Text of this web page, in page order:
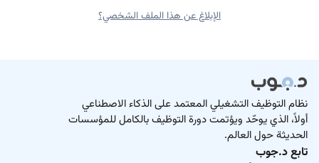
الإبلاغ عن هذا الملف الشخصي؟
نظام التوظيف التشغيلي المعتمد على الذكاء الاصطناعي
أولاً، الذي يوحّد ويؤتمت دورة التوظيف بالكامل للمؤسسات
الحديثة حول العالم.
تابع د.جوب